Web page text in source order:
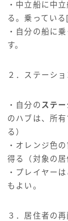
・中立船に中
る。乗ってい
・自分の船に
す。
２．ステーシ
・自分の ステ
のハブは、所
る）
・オレンジ色
得る（対象の
・プレイヤー
もよい。
３．居住者の